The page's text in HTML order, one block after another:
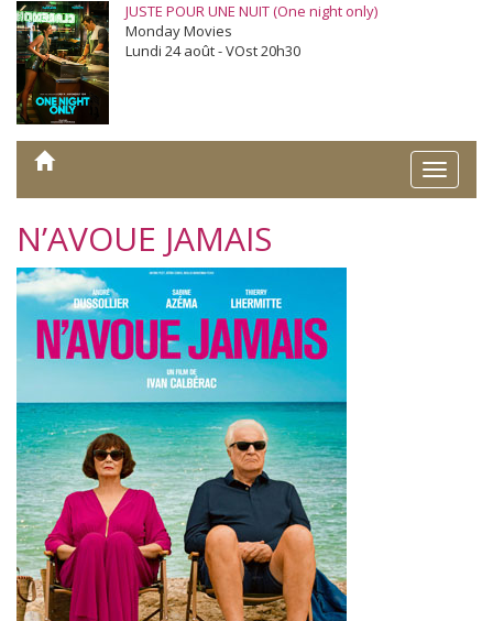
JUSTE POUR UNE NUIT (One night only)
Monday Movies
Lundi 24 août - VOst 20h30
Toggle
N’AVOUE JAMAIS